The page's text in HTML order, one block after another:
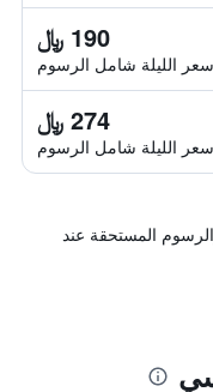
190 ﷼
سعر الليلة شامل الرسوم
274 ﷼
سعر الليلة شامل الرسوم
المستحقة عند